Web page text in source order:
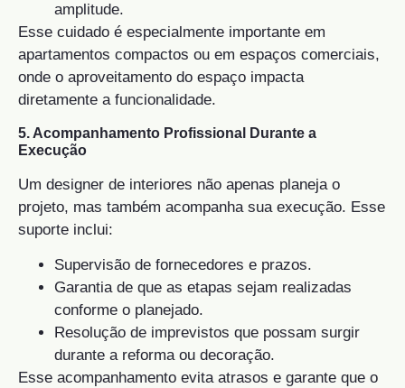
amplitude.
Esse cuidado é especialmente importante em
apartamentos compactos ou em espaços comerciais,
onde o aproveitamento do espaço impacta
diretamente a funcionalidade.
5. Acompanhamento Profissional Durante a
Execução
Um designer de interiores não apenas planeja o
projeto, mas também acompanha sua execução. Esse
suporte inclui:
Supervisão de fornecedores e prazos.
Garantia de que as etapas sejam realizadas
conforme o planejado.
Resolução de imprevistos que possam surgir
durante a reforma ou decoração.
Esse acompanhamento evita atrasos e garante que o